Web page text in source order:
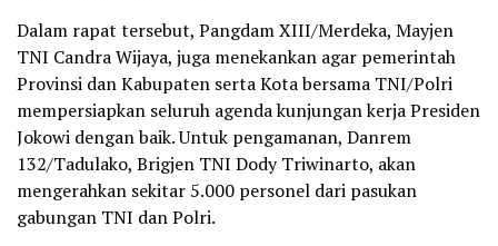
Dalam rapat tersebut, Pangdam XIII/Merdeka, Mayjen
TNI Candra Wijaya, juga menekankan agar pemerintah
Provinsi dan Kabupaten serta Kota bersama TNI/Polri
mempersiapkan seluruh agenda kunjungan kerja Presiden
Jokowi dengan baik. Untuk pengamanan, Danrem
132/Tadulako, Brigjen TNI Dody Triwinarto, akan
mengerahkan sekitar 5.000 personel dari pasukan
gabungan TNI dan Polri.